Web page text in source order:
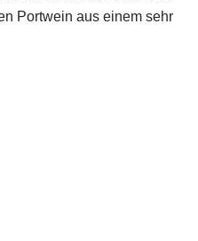
Portwein aus einem sehr